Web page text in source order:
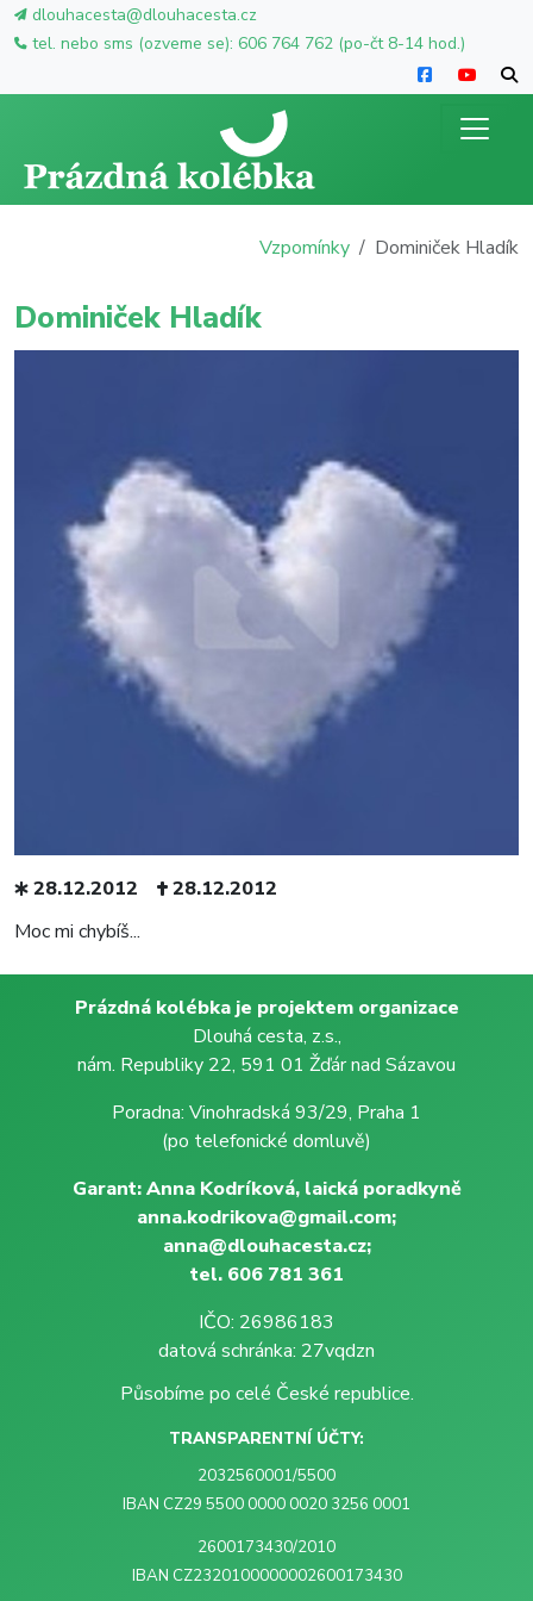
dlouhacesta@dlouhacesta.cz
tel. nebo sms (ozveme se): 606 764 762 (po-čt 8-14 hod.)
Vzpomínky Dominiček Hladík
Dominiček Hladík
28.12.2012
28.12.2012
Moc mi chybíš...
Prázdná kolébka je projektem organizace
Dlouhá cesta, z.s.,
nám. Republiky 22, 591 01 Žďár nad Sázavou
Poradna: Vinohradská 93/29, Praha 1
(po telefonické domluvě)
Garant: Anna Kodríková, laická poradkyně
anna.kodrikova@gmail.com;
anna@dlouhacesta.cz;
tel. 606 781 361
IČO: 26986183
datová schránka: 27vqdzn
Působíme po celé České republice.
TRANSPARENTNÍ ÚČTY:
2032560001/5500
IBAN CZ29 5500 0000 0020 3256 0001
2600173430/2010
IBAN CZ2320100000002600173430